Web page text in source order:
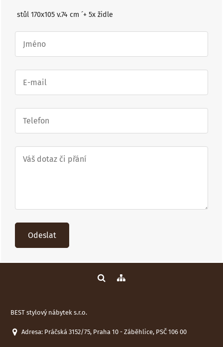
stůl 170x105 v.74 cm ´+ 5x židle
Odeslat
BEST stylový nábytek s.r.o.
Adresa: Práčská 3152/75, Praha 10 - Záběhlice, PSČ 106 00